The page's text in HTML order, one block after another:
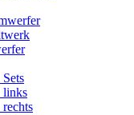
links
rechts